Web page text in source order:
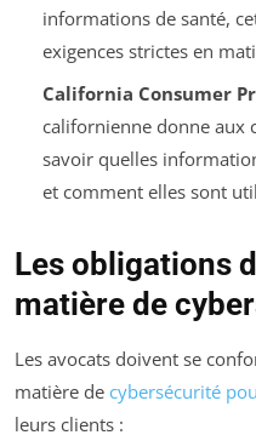
informations de santé,
exigences strictes en
California Consumer
californienne donne aux
savoir quelles
et comment elles sont
Les obligations
matière de
Les avocats doivent se
matière de cybersécurité
leurs clients :